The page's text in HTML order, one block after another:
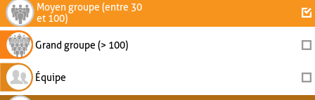
Moyen groupe (entre 30
et 100)
Grand groupe (> 100)
Équipe